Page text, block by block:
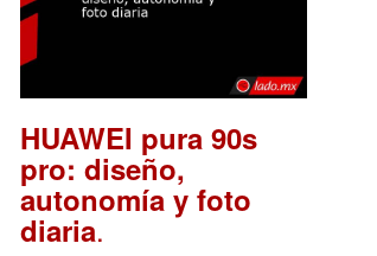
HUAWEI pura 90s
pro: diseño,
autonomía y foto
diaria.